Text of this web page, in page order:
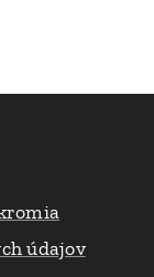
údajov